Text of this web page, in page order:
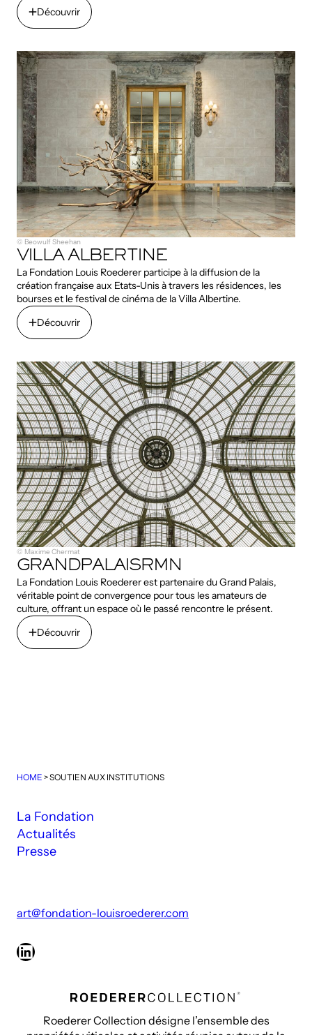
Découvrir
© Beowulf Sheehan
VILLA ALBERTINE
La Fondation Louis Roederer participe à la diffusion de la
création française aux Etats-Unis à travers les résidences, les
bourses et le festival de cinéma de la Villa Albertine.
Découvrir
© Maxime Chermat
GRANDPALAISRMN
La Fondation Louis Roederer est partenaire du Grand Palais,
véritable point de convergence pour tous les amateurs de
culture, offrant un espace où le passé rencontre le présent.
Découvrir
HOME >SOUTIEN AUX INSTITUTIONS
La Fondation
Actualités
Presse
art@fondation-louisroederer.com
LinkedIn
Roederer Collection désigne l’ensemble des